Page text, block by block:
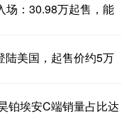
场：30.98万起售，能
陆美国，起售价约5万
铂埃安C端销量占比达